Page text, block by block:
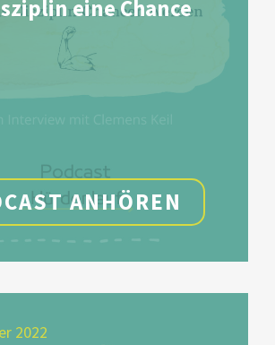
eine Chance
ANHÖREN
2022